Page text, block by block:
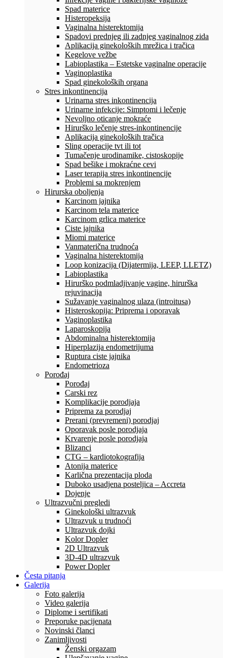
Spad materice
Histeropeksija
Vaginalna histerektomija
Spadovi prednjeg ili zadnjeg vaginalnog zida
Aplikacija ginekoloških mrežica i tračica
Kegelove vežbe
Labioplastika – Estetske vaginalne operacije
Vaginoplastika
Spad ginekoloških organa
Stres inkontinencija
Urinarna stres inkontinencija
Urinarne infekcije: Simptomi i lečenje
Nevoljno oticanje mokraće
Hirurško lečenje stres-inkontinencije
Aplikacija ginekoloških tračica
Sling operacije tvt ili tot
Tumačenje urodinamike, cistoskopije
Spad bešike i mokraćne cevi
Laser terapija stres inkontinencije
Problemi sa mokrenjem
Hirurska oboljenja
Karcinom jajnika
Karcinom tela materice
Karcinom grlica materice
Ciste jajnika
Miomi materice
Vanmaterična trudnoća
Vaginalna histerektomija
Loop konizacija (Dijatermija, LEEP, LLETZ)
Labioplastika
Hirurško podmladjivanje vagine, hirurška
rejuvinacija
Sužavanje vaginalnog ulaza (introitusa)
Histeroskopija: Priprema i oporavak
Vaginoplastika
Laparoskopija
Abdominalna histerektomija
Hiperplazija endometrijuma
Ruptura ciste jajnika
Endometrioza
Porođaj
Porođaj
Carski rez
Komplikacije porodjaja
Priprema za porodjaj
Prerani (prevremeni) porodjaj
Oporavak posle porodjaja
Krvarenje posle porodjaja
Blizanci
CTG – kardiotokografija
Atonija materice
Karlična prezentacija ploda
Duboko usadjena posteljica – Accreta
Dojenje
Ultrazvučni pregledi
Ginekološki ultrazvuk
Ultrazvuk u trudnoći
Ultrazvuk dojki
Kolor Dopler
2D Ultrazvuk
3D-4D ultrazvuk
Power Dopler
Česta pitanja
Galerija
Foto galerija
Video galerija
Diplome i sertifikati
Preporuke pacijenata
Novinski članci
Zanimljivosti
Ženski orgazam